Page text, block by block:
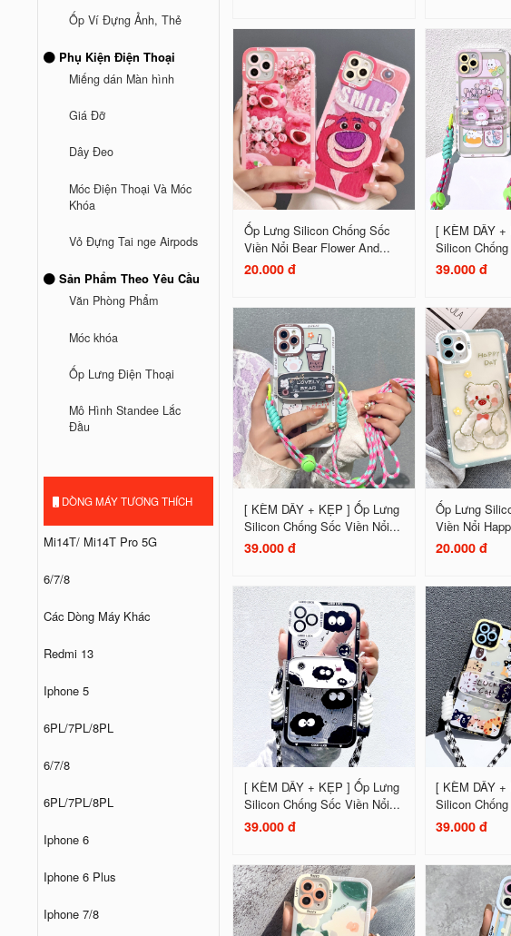
Ốp Ví Đựng Ảnh, Thẻ
Phụ Kiện Điện Thoại
Miếng dán Màn hình
Giá Đỡ
Dây Đeo
Móc Điện Thoại Và Móc
Khóa
Vỏ Đựng Tai nge Airpods
Sản Phẩm Theo Yêu Cầu
Văn Phòng Phẩm
Móc khóa
Ốp Lưng Điện Thoại
Mô Hình Standee Lắc
Đầu
DÒNG MÁY TƯƠNG THÍCH
Mi14T/ Mi14T Pro 5G
6/7/8
Các Dòng Máy Khác
Redmi 13
Iphone 5
6PL/7PL/8PL
6/7/8
6PL/7PL/8PL
Iphone 6
Iphone 6 Plus
Iphone 7/8
Ốp Lưng Silicon Chống Sốc
Viền Nổi Bear Flower And...
20.000 đ
[ KÈM DÂY
Silicon
39.000 đ
[ KÈM DÂY + KẸP ] Ốp Lưng
Silicon Chống Sốc Viền Nổi...
39.000 đ
Ốp Lưng
Viền Nổi
20.000 đ
[ KÈM DÂY + KẸP ] Ốp Lưng
Silicon Chống Sốc Viền Nổi...
39.000 đ
[ KÈM DÂY
Silicon
39.000 đ